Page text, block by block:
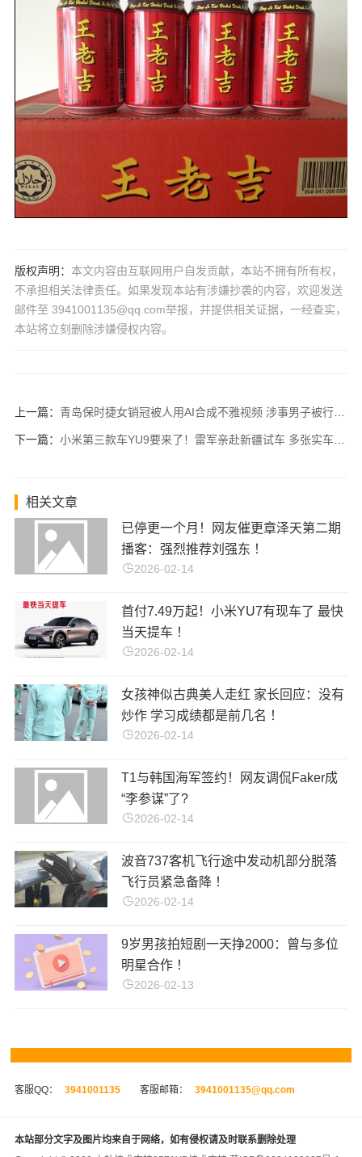
版权声明： 本文内容由互联网用户自发贡献，本站不拥有所有权，
不承担相关法律责任。如果发现本站有涉嫌抄袭的内容，欢迎发送
邮件至 3941001135@qq.com举报，并提供相关证据，一经查实，
本站将立刻删除涉嫌侵权内容。
上一篇： 青岛保时捷女销冠被人用AI合成不雅视频 涉事男子被行拘 手写悔过书！
下一篇： 小米第三款车YU9要来了！雷军亲赴新疆试车 多张实车谍照曝光：增程动力 车长超5米2！
相关文章
已停更一个月！网友催更章泽天第二期
播客：强烈推荐刘强东 ！
2026-02-14
首付7.49万起！小米YU7有现车了 最快
当天提车 ！
2026-02-14
女孩神似古典美人走红 家长回应：没有
炒作 学习成绩都是前几名 ！
2026-02-14
T1与韩国海军签约！网友调侃Faker成
“李参谋”了?
2026-02-14
波音737客机飞行途中发动机部分脱落
飞行员紧急备降 ！
2026-02-14
9岁男孩拍短剧一天挣2000：曾与多位
明星合作 ！
2026-02-13
客服QQ： 3941001135 客服邮箱： 3941001135@qq.com
本站部分文字及图片均来自于网络，如有侵权请及时联系删除处理